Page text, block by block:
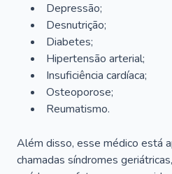
Depressão;
Desnutrição;
Diabetes;
Hipertensão arterial;
Insuficiência cardíaca;
Osteoporose;
Reumatismo.
Além disso, esse médico está
chamadas síndromes